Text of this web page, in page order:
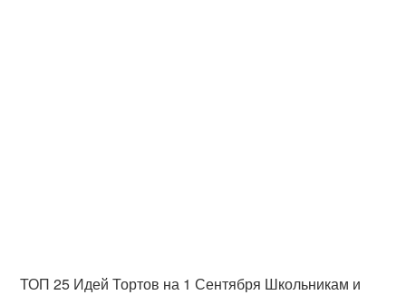
ТОП 25 Идей Тортов на 1 Сентября Школьникам и